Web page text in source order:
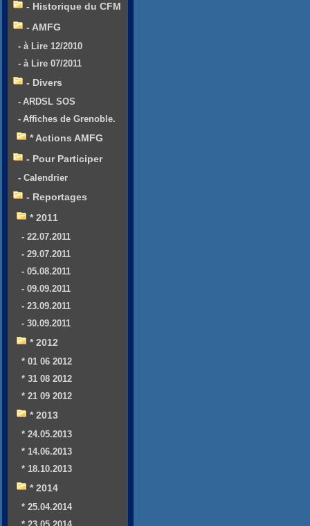
- Historique du CFM
- AMFG
- à Lire 12/2010
- à Lire 07/2011
- Divers
- ARDSL SOS
- Affiches de Grenoble.
* Actions AMFG
- Pour Participer
- Calendrier
- Reportages
* 2011
- 22.07.2011
- 29.07.2011
- 05.08.2011
- 09.09.2011
- 23.09.2011
- 30.09.2011
* 2012
* 01 06 2012
* 31 08 2012
* 21 09 2012
* 2013
* 24.05.2013
* 14.06.2013
* 18.10.2013
* 2014
* 25.04.2014